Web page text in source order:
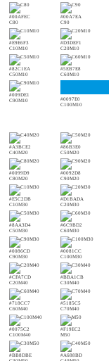
#00AFEC
C80
#00A7EA
C90
#E9E6F3
C10M10
#D3DEF1
C20M10
#82C1EA
C50M10
#5EB7E8
C60M10
#009DE1
C90M10
#0097E0
C100M10
#A3BCE2
C40M20
#86B3E0
C50M20
#0099D9
C80M20
#0092D8
C90M20
#E5C2DB
C10M30
#D1BADA
C20M30
#8AA3D4
C50M30
#6C9BD2
C60M30
#0086CD
C90M30
#0081CC
C100M30
#CFA7CD
C20M40
#BBA1CB
C30M40
#718CC7
C60M40
#5185C5
C70M40
#0075C2
C100M40
#F19EC2
M50
#BB8DBE
#A688BD